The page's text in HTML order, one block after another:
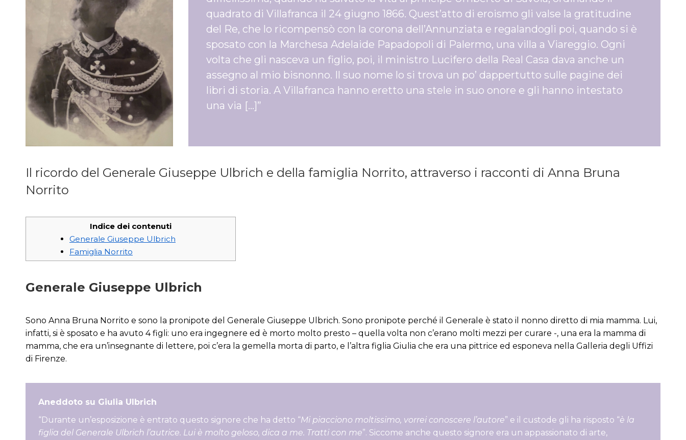
quadrato di Villafranca il 24 giugno 1866. Quest’atto di eroismo gli valse la gratitudine
del Re, che lo ricompensò con la corona dell’Annunziata e regalandogli poi, quando si è
sposato con la Marchesa Adelaide Papadopoli di Palermo, una villa a Viareggio. Ogni
volta che gli nasceva un figlio, poi, il ministro Lucifero della Real Casa dava anche un
assegno al mio bisnonno. Il suo nome lo si trova un po’ dappertutto sulle pagine dei
libri di storia. A Villafranca hanno eretto una stele in suo onore e gli hanno intestato
una via […]”
Il ricordo del Generale Giuseppe Ulbrich e della famiglia Norrito, attraverso i racconti di Anna Bruna
Norrito
Indice dei contenuti
Generale Giuseppe Ulbrich
Famiglia Norrito
Generale Giuseppe Ulbrich
Sono Anna Bruna Norrito e sono la pronipote del Generale Giuseppe Ulbrich. Sono pronipote perché il Generale è stato il nonno diretto di mia mamma. Lui,
infatti, si è sposato e ha avuto 4 figli: uno era ingegnere ed è morto molto presto – quella volta non c’erano molti mezzi per curare -, una era la mamma di
mamma, che era un’insegnante di lettere, poi c’era la gemella morta di parto, e l’altra figlia Giulia che era una pittrice ed esponeva nella Galleria degli Uffizi
di Firenze.
Aneddoto su Giulia Ulbrich
“Durante un’esposizione è entrato questo signore che ha detto “Mi piacciono moltissimo, vorrei conoscere l’autore” e il custode gli ha risposto “è la
figlia del Generale Ulbrich l’autrice. Lui è molto geloso, dica a me. Tratti con me”. Siccome anche questo signore era un appassionato di arte,